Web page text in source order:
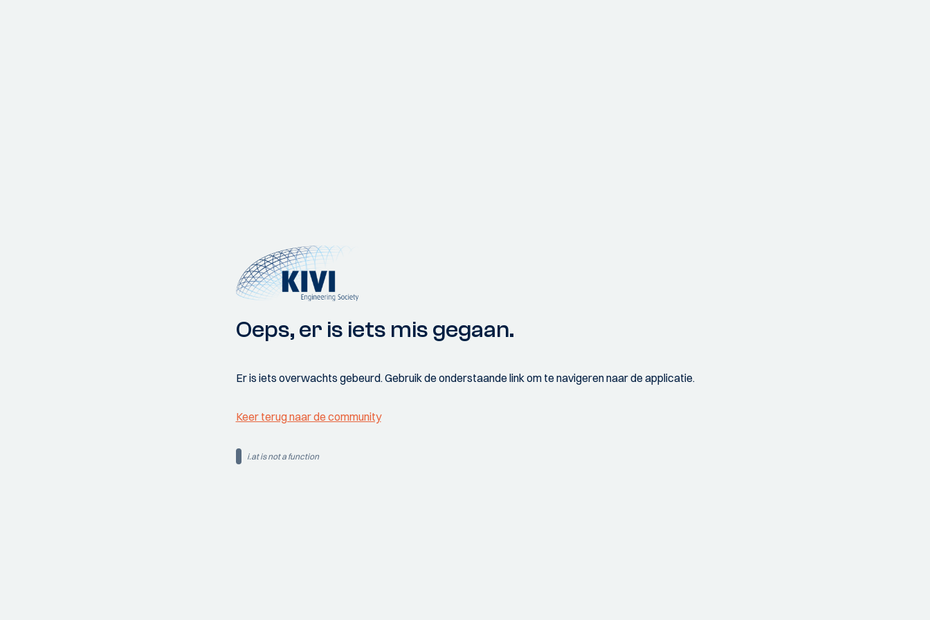
Oeps, er is iets mis gegaan.
Er is iets overwachts gebeurd. Gebruik de onderstaande link om te navigeren naar de applicatie.
Keer terug naar de community
i.at is not a function